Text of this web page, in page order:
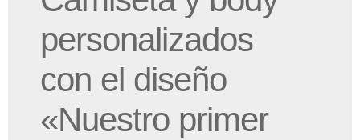
personalizados
con el diseño
«Nuestro primer